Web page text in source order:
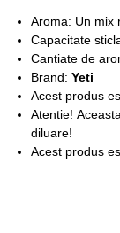
Aroma: Un mix
Capacitate
Cantiate de
Brand: Yeti
Acest produs
Atentie!
diluare!
Acest produs